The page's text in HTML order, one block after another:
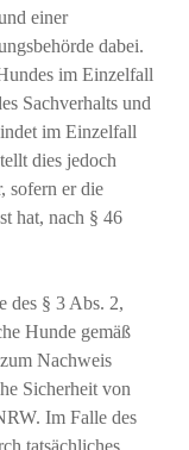
einer
dabei.
im Einzelfall
Sachverhalts und
im Einzelfall
dies jedoch
sofern er die
hat, nach § 46
des § 3 Abs. 2,
Hunde gemäß
Nachweis
Sicherheit von
Im Falle des
tatsächliches